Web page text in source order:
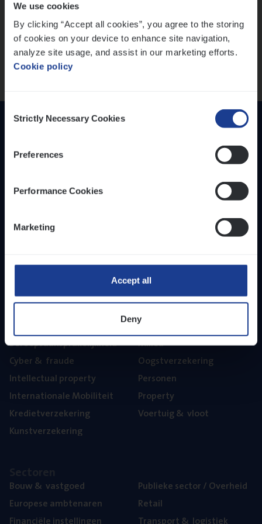
We use cookies
By clicking “Accept all cookies”, you agree to the storing
of cookies on your device to enhance site navigation,
analyze site usage, and assist in our marketing efforts.
Cookie policy
Selection
Strictly Necessary Cookies
Preferences
Performance Cookies
Marketing
Accept all
Deny
IT, Change & Innovation
People Management
Sales Management
Loca­tie
Provincie Limburg
versterken
Mathias houdt van diepgaande dossiers én droge
humor
Thalia zoekt graag oplossingen, in games én op het
werk
Duur­zaam­heid
Part­ner­ships
Beroeps­aan­spra­ke­lijk­heid
Cyber& fraude
Intel­lec­tu­al property
Inter­na­ti­o­na­le Mobiliteit
Kre­diet­ver­ze­ke­ring
Kunst­ver­ze­ke­ring
Mari­ne
Mili­eu
Oogst­ver­ze­ke­ring
Per­so­nen
Pro­per­ty
Voer­tuig& vloot
Bouw& vastgoed
Euro­pe­se ambtenaren
Finan­ci­ë­le instellingen
Publie­ke sec­tor / Overheid
Retail
Trans­port& logistiek